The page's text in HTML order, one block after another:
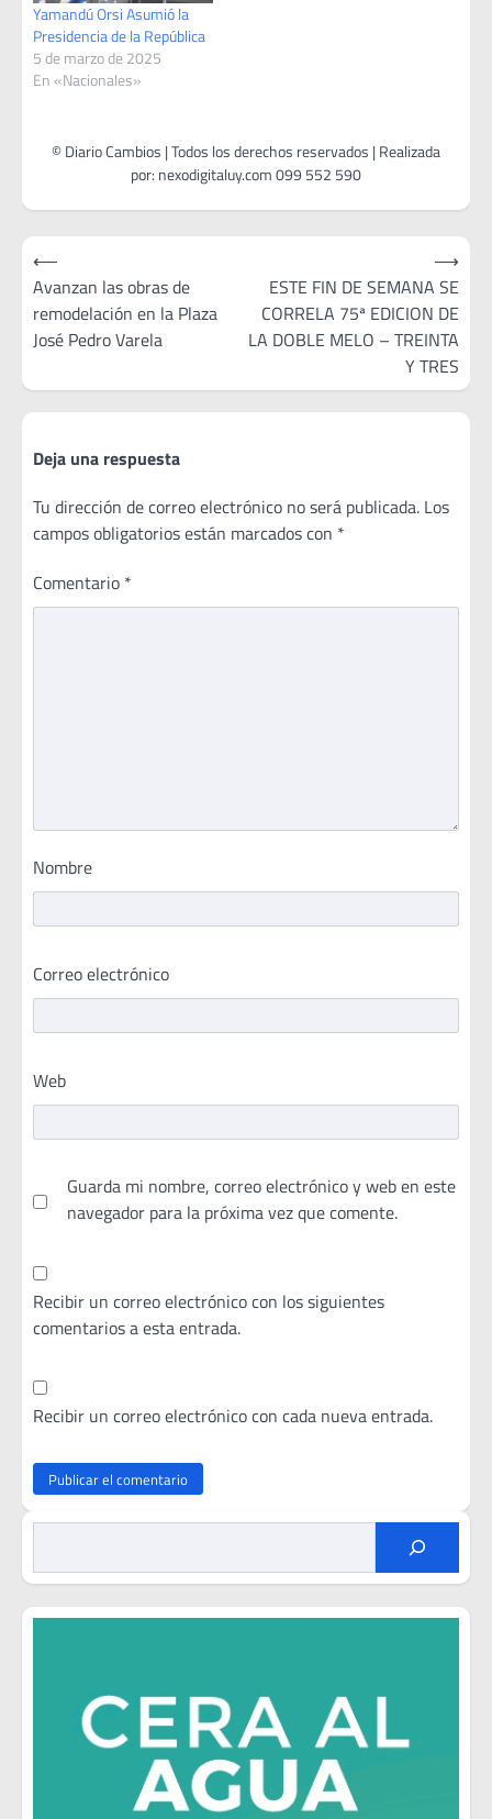
Yamandú Orsi Asumió la
Presidencia de la República
5 de marzo de 2025
En «Nacionales»
Navegación
de
entradas
⟵
Avanzan las obras de
remodelación en la Plaza
José Pedro Varela
ESTE FIN DE SEMANA SE
CORRELA 75ª EDICION DE
LA DOBLE MELO – TREINTA
Y TRES
⟶
Deja una respuesta
Tu dirección de correo electrónico no será publicada. Los
campos obligatorios están marcados con *
Comentario *
Nombre
Correo electrónico
Web
Guarda mi nombre, correo electrónico y web en este
navegador para la próxima vez que comente.
Recibir un correo electrónico con los siguientes
comentarios a esta entrada.
Recibir un correo electrónico con cada nueva entrada.